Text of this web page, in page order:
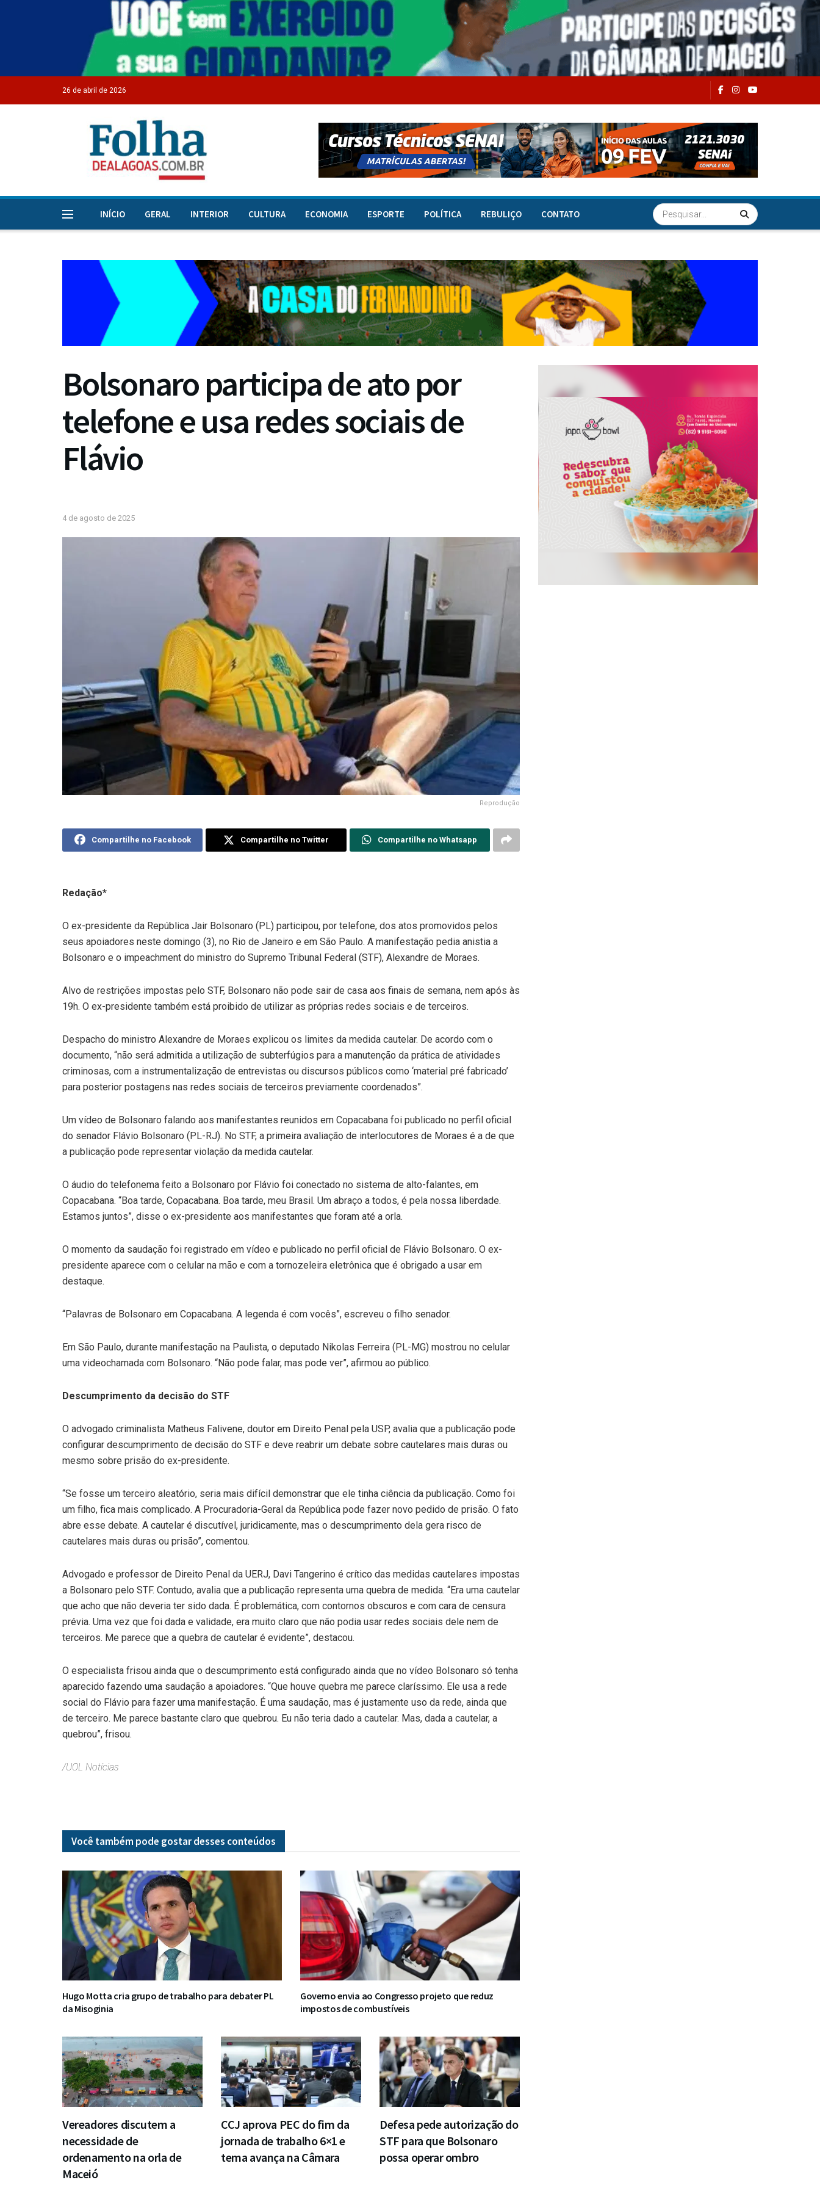
26 de abril de 2026
INÍCIO GERAL INTERIOR CULTURA ECONOMIA ESPORTE POLÍTICA REBULIÇO CONTATO
Bolsonaro participa de ato por
telefone e usa redes sociais de
Flávio
4 de agosto de 2025
Reprodução
Compartilhe no Facebook Compartilhe no Twitter Compartilhe no Whatsapp
Redação*
O ex-presidente da República Jair Bolsonaro (PL) participou, por telefone, dos atos promovidos pelos
seus apoiadores neste domingo (3), no Rio de Janeiro e em São Paulo. A manifestação pedia anistia a
Bolsonaro e o impeachment do ministro do Supremo Tribunal Federal (STF), Alexandre de Moraes.
Alvo de restrições impostas pelo STF, Bolsonaro não pode sair de casa aos finais de semana, nem após às
19h. O ex-presidente também está proibido de utilizar as próprias redes sociais e de terceiros.
Despacho do ministro Alexandre de Moraes explicou os limites da medida cautelar. De acordo com o
documento, “não será admitida a utilização de subterfúgios para a manutenção da prática de atividades
criminosas, com a instrumentalização de entrevistas ou discursos públicos como ‘material pré fabricado’
para posterior postagens nas redes sociais de terceiros previamente coordenados”.
Um vídeo de Bolsonaro falando aos manifestantes reunidos em Copacabana foi publicado no perfil oficial
do senador Flávio Bolsonaro (PL-RJ). No STF, a primeira avaliação de interlocutores de Moraes é a de que
a publicação pode representar violação da medida cautelar.
O áudio do telefonema feito a Bolsonaro por Flávio foi conectado no sistema de alto-falantes, em
Copacabana. “Boa tarde, Copacabana. Boa tarde, meu Brasil. Um abraço a todos, é pela nossa liberdade.
Estamos juntos”, disse o ex-presidente aos manifestantes que foram até a orla.
O momento da saudação foi registrado em vídeo e publicado no perfil oficial de Flávio Bolsonaro. O ex-
presidente aparece com o celular na mão e com a tornozeleira eletrônica que é obrigado a usar em
destaque.
“Palavras de Bolsonaro em Copacabana. A legenda é com vocês”, escreveu o filho senador.
Em São Paulo, durante manifestação na Paulista, o deputado Nikolas Ferreira (PL-MG) mostrou no celular
uma videochamada com Bolsonaro. “Não pode falar, mas pode ver”, afirmou ao público.
Descumprimento da decisão do STF
O advogado criminalista Matheus Falivene, doutor em Direito Penal pela USP, avalia que a publicação pode
configurar descumprimento de decisão do STF e deve reabrir um debate sobre cautelares mais duras ou
mesmo sobre prisão do ex-presidente.
“Se fosse um terceiro aleatório, seria mais difícil demonstrar que ele tinha ciência da publicação. Como foi
um filho, fica mais complicado. A Procuradoria-Geral da República pode fazer novo pedido de prisão. O fato
abre esse debate. A cautelar é discutível, juridicamente, mas o descumprimento dela gera risco de
cautelares mais duras ou prisão”, comentou.
Advogado e professor de Direito Penal da UERJ, Davi Tangerino é crítico das medidas cautelares impostas
a Bolsonaro pelo STF. Contudo, avalia que a publicação representa uma quebra de medida. “Era uma cautelar
que acho que não deveria ter sido dada. É problemática, com contornos obscuros e com cara de censura
prévia. Uma vez que foi dada e validade, era muito claro que não podia usar redes sociais dele nem de
terceiros. Me parece que a quebra de cautelar é evidente”, destacou.
O especialista frisou ainda que o descumprimento está configurado ainda que no vídeo Bolsonaro só tenha
aparecido fazendo uma saudação a apoiadores. “Que houve quebra me parece claríssimo. Ele usa a rede
social do Flávio para fazer uma manifestação. É uma saudação, mas é justamente uso da rede, ainda que
de terceiro. Me parece bastante claro que quebrou. Eu não teria dado a cautelar. Mas, dada a cautelar, a
quebrou”, frisou.
/UOL Notícias
Você também pode gostar desses conteúdos
Hugo Motta cria grupo de trabalho para debater PL
da Misoginia
Governo envia ao Congresso projeto que reduz
impostos de combustíveis
Vereadores discutem a
necessidade de
ordenamento na orla de
Maceió
CCJ aprova PEC do fim da
jornada de trabalho 6×1 e
tema avança na Câmara
Defesa pede autorização do
STF para que Bolsonaro
possa operar ombro